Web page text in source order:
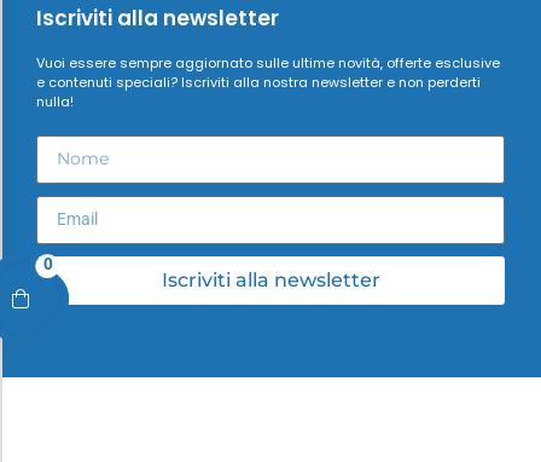
0
Iscriviti alla newsletter
Vuoi essere sempre aggiornato sulle ultime novità, offerte esclusive
e contenuti speciali? Iscriviti alla nostra newsletter e non perderti
nulla!
Iscriviti alla newsletter